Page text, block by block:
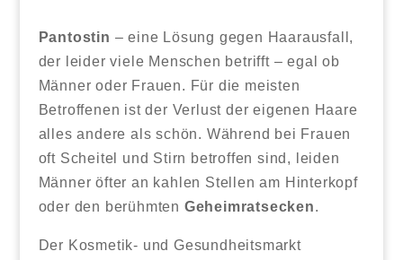
Pantostin – eine Lösung gegen Haarausfall,
der leider viele Menschen betrifft – egal ob
Männer oder Frauen. Für die meisten
Betroffenen ist der Verlust der eigenen Haare
alles andere als schön. Während bei Frauen
oft Scheitel und Stirn betroffen sind, leiden
Männer öfter an kahlen Stellen am Hinterkopf
oder den berühmten Geheimratsecken.
Der Kosmetik- und Gesundheitsmarkt